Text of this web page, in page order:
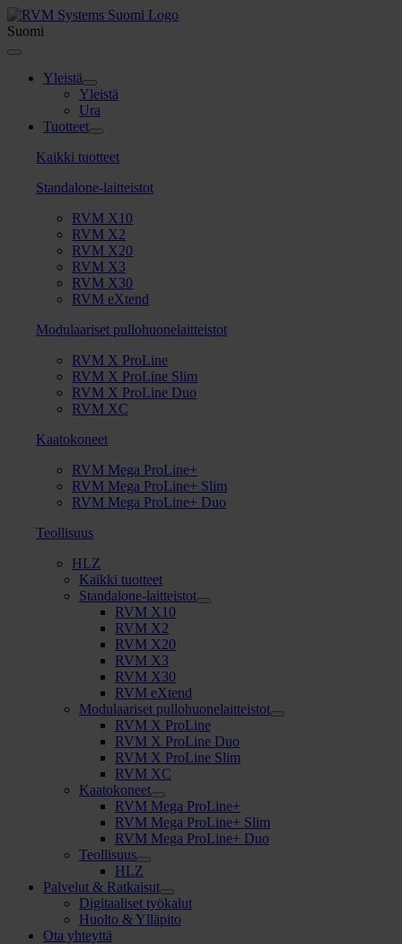
Skip
to
content
Suomi
Toggle
Navigation
Yleistä
Yleistä
Ura
Tuotteet
Kaikki tuotteet
Standalone-laitteistot
RVM X10
RVM X2
RVM X20
RVM X3
RVM X30
RVM eXtend
Modulaariset pullohuonelaitteistot
RVM X ProLine
RVM X ProLine Slim
RVM X ProLine Duo
RVM XC
Kaatokoneet
RVM Mega ProLine+
RVM Mega ProLine+ Slim
RVM Mega ProLine+ Duo
Teollisuus
HLZ
Kaikki tuotteet
Standalone-laitteistot
RVM X10
RVM X2
RVM X20
RVM X3
RVM X30
RVM eXtend
Modulaariset pullohuonelaitteistot
RVM X ProLine
RVM X ProLine Duo
RVM X ProLine Slim
RVM XC
Kaatokoneet
RVM Mega ProLine+
RVM Mega ProLine+ Slim
RVM Mega ProLine+ Duo
Teollisuus
HLZ
Palvelut & Ratkaisut
Digitaaliset työkalut
Huolto & Ylläpito
Ota yhteyttä